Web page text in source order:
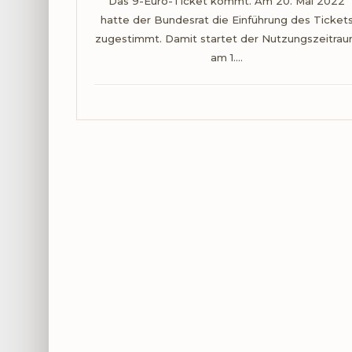
hatte der Bundesrat die Einführung des
zugestimmt. Damit startet der
am 1.…